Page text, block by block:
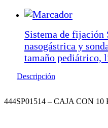
Sistema de fijación
nasogástrica y
tamaño pediátrico,
Descripción
444SP01514 – CAJA CON 10